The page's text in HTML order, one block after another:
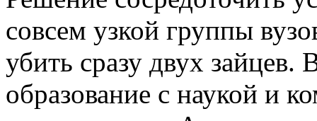
совсем узкой группы
убить сразу двух
образование с наукой и